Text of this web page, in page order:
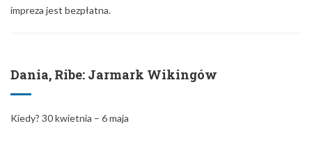
impreza jest bezpłatna.
Dania, Ribe: Jarmark Wikingów
Kiedy? 30 kwietnia – 6 maja